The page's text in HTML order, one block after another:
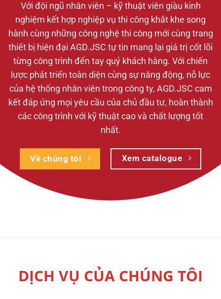
Với đội ngũ nhân viên – kỹ thuật viên giàu kinh
nghiệm kết hợp nghiệp vụ thi công khắt khe song
hành cùng những công nghệ thi công mới cùng trang
thiết bị hiện đại AGD.JSC tự tin mang lại giá trị cốt lõi
từng công trình đến tay quý khách hàng. Với chiến
lược phát triển toàn diện cùng sự năng động, nỗ lực
của hệ thống nhân viên trong công ty, AGD.JSC cam
kết đáp ứng mọi yêu cầu của chủ đầu tư, hoàn thành
các công trình với kỹ thuật cao và chất lượng tốt
nhất.
Về chúng tôi Xem catalogue
DỊCH VỤ CỦA CHÚNG TÔI